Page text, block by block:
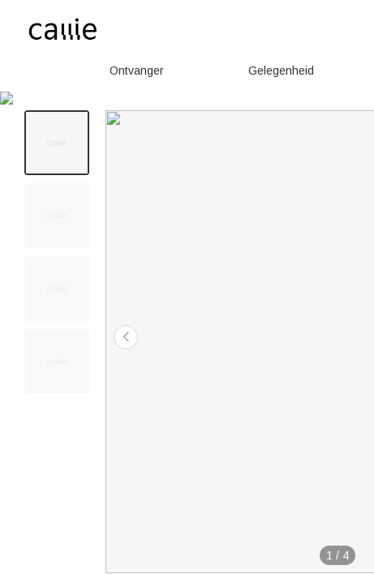
Ontvanger Gelegenheid
1 / 4